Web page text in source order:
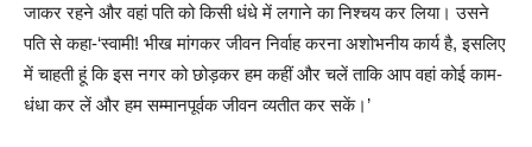
जाकर रहने और वहां पति को किसी धंधे में लगाने का निश्चय कर लिया। उसने
पति से कहा-‘स्वामी! भीख मांगकर जीवन निर्वाह करना अशोभनीय कार्य है, इसलिए
में चाहती हूं कि इस नगर को छोड़कर हम कहीं और चलें ताकि आप वहां कोई काम-
धंधा कर लें और हम सम्मानपूर्वक जीवन व्यतीत कर सकें।’